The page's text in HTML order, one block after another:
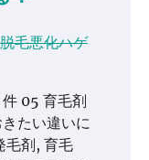
脱毛悪化ハゲ
05 育毛剤
たい違いに
剤, 育毛